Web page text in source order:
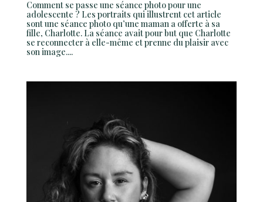
Comment se passe une séance photo pour une
adolescente ? Les portraits qui illustrent cet article
sont une séance photo qu’une maman a offerte à sa
fille, Charlotte. La séance avait pour but que Charlotte
se reconnecter à elle-même et prenne du plaisir avec
son image....